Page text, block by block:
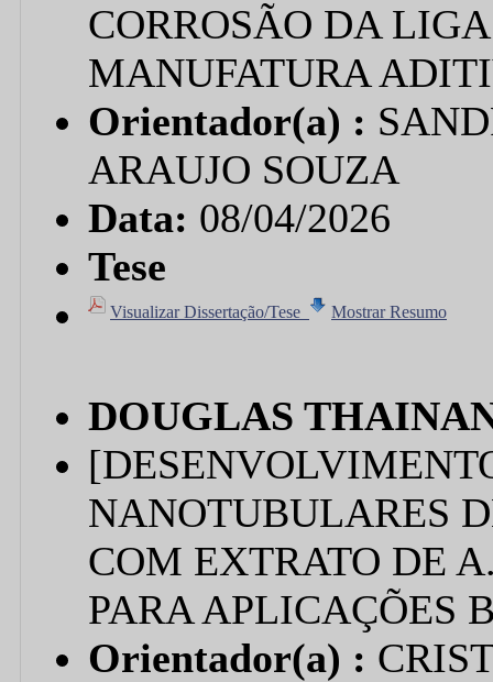
CORROSÃO DA
MANUFATURA
Orientador(a) :
ARAUJO SOUZA
Data: 08/04/2026
Tese
Visualizar Dissertação/Tese Mostrar Resumo
DOUGLAS
NANOTUBULARES
COM EXTRATO DE
PARA APLICAÇÕES
Orientador(a) :